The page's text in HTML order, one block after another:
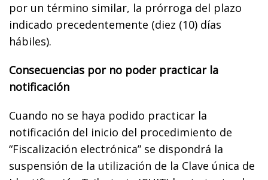
por un término similar, la prórroga del plazo
indicado precedentemente (diez (10) días
hábiles).
Consecuencias por no poder practicar la
notificación
Cuando no se haya podido practicar la
notificación del inicio del procedimiento de
“Fiscalización electrónica” se dispondrá la
suspensión de la utilización de la Clave única de